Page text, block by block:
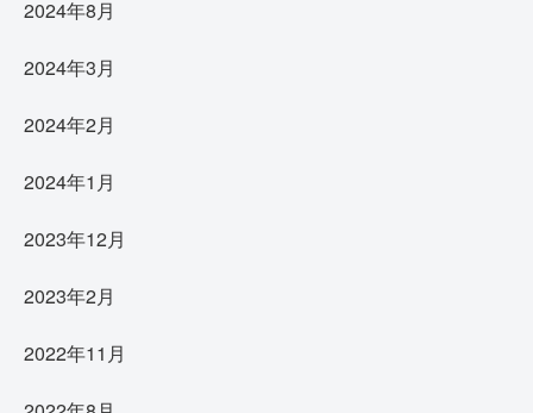
2024年8月
2024年3月
2024年2月
2024年1月
2023年12月
2023年2月
2022年11月